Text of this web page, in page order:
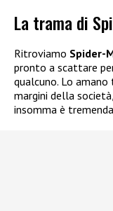
La trama di
Ritroviamo Spider-
pronto a scattare
qualcuno. Lo
margini della
insomma è